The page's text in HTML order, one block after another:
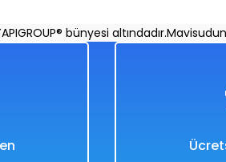
bünyesi altındadır.